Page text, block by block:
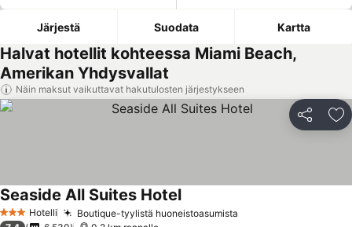
Järjestä Suodata Kartta
Halvat hotellit kohteessa Miami Beach,
Amerikan Yhdysvallat
Näin maksut vaikuttavat hakutulosten järjestykseen
Jaa
3 Tähtiluokitus
Hotelli Boutique-tyylistä huoneistoasumista
Seaside All Suites HotelKatso hinnat